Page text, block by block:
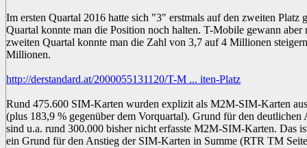
Im ersten Quartal 2016 hatte sich "3" erstmals auf den zweiten Platz
Quartal konnte man die Position noch halten. T-Mobile gewann aber
zweiten Quartal konnte man die Zahl von 3,7 auf 4 Millionen
Millionen.
http://derstandard.at/2000055131120/T-M ... iten-Platz
Rund 475.600 SIM-Karten wurden explizit als M2M-SIM-Karten
(plus 183,9 % gegenüber dem Vorquartal). Grund für den deutlichen
sind u.a. rund 300.000 bisher nicht erfasste M2M-SIM-Karten. Das
ein Grund für den Anstieg der SIM-Karten in Summe (RTR TM